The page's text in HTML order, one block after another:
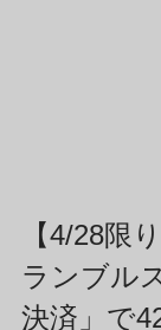
【4/28限
ランブル
決済」で